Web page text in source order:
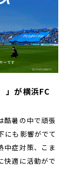
」が横浜FC
酷暑の中で頑張
にも影響がでて
中症対策、こま
快適に活動がで